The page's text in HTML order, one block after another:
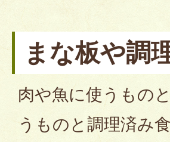
まな板や調
肉や魚に使うもの
うものと調理済み